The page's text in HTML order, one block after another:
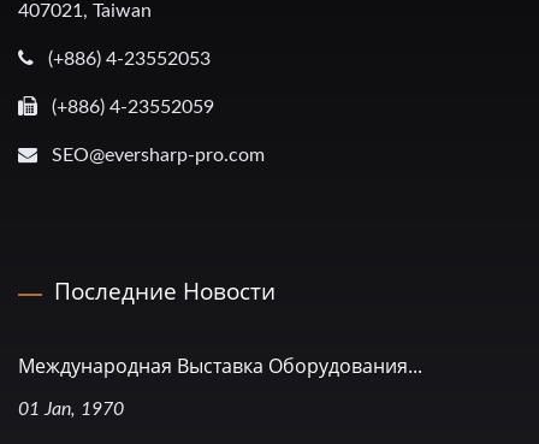
407021, Taiwan
(+886) 4-23552053
(+886) 4-23552059
SEO@eversharp-pro.com
Последние Новости
Международная Выставка Оборудования...
01 Jan, 1970